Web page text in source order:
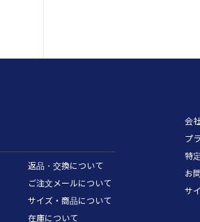
返品・交換について
ご注文メールについて
サイズ・商品について
在庫について
会
プ
特
お
サ